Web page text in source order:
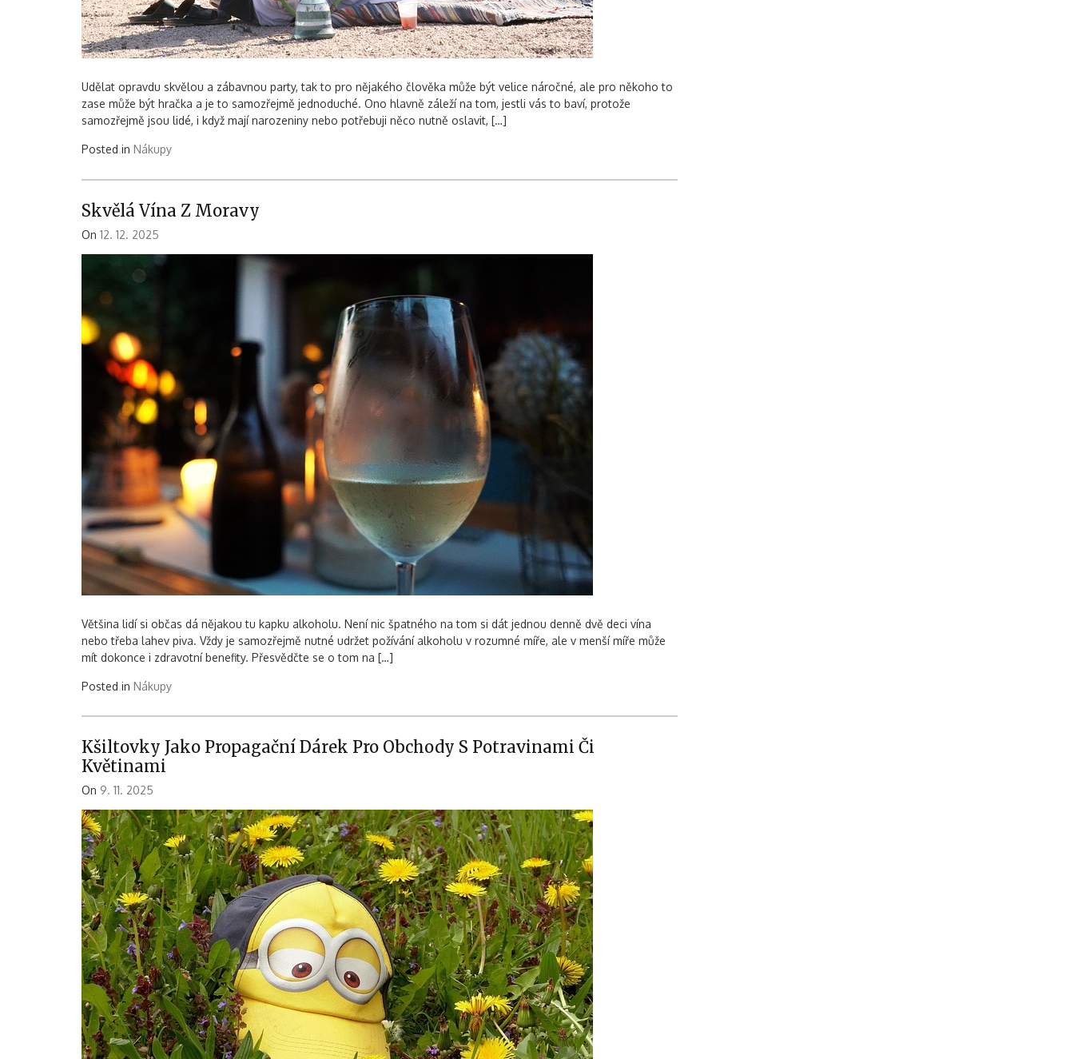
Udělat opravdu skvělou a zábavnou party, tak to pro nějakého člověka může být velice náročné, ale pro někoho to
zase může být hračka a je to samozřejmě jednoduché. Ono hlavně záleží na tom, jestli vás to baví, protože
samozřejmě jsou lidé, i když mají narozeniny nebo potřebuji něco nutně oslavit, […]
Posted in Nákupy
Skvělá Vína Z Moravy
On 12. 12. 2025
Většina lidí si občas dá nějakou tu kapku alkoholu. Není nic špatného na tom si dát jednou denně dvě deci vína
nebo třeba lahev piva. Vždy je samozřejmě nutné udržet požívání alkoholu v rozumné míře, ale v menší míře může
mít dokonce i zdravotní benefity. Přesvědčte se o tom na […]
Posted in Nákupy
Kšiltovky Jako Propagační Dárek Pro Obchody S Potravinami Či
Květinami
On 9. 11. 2025